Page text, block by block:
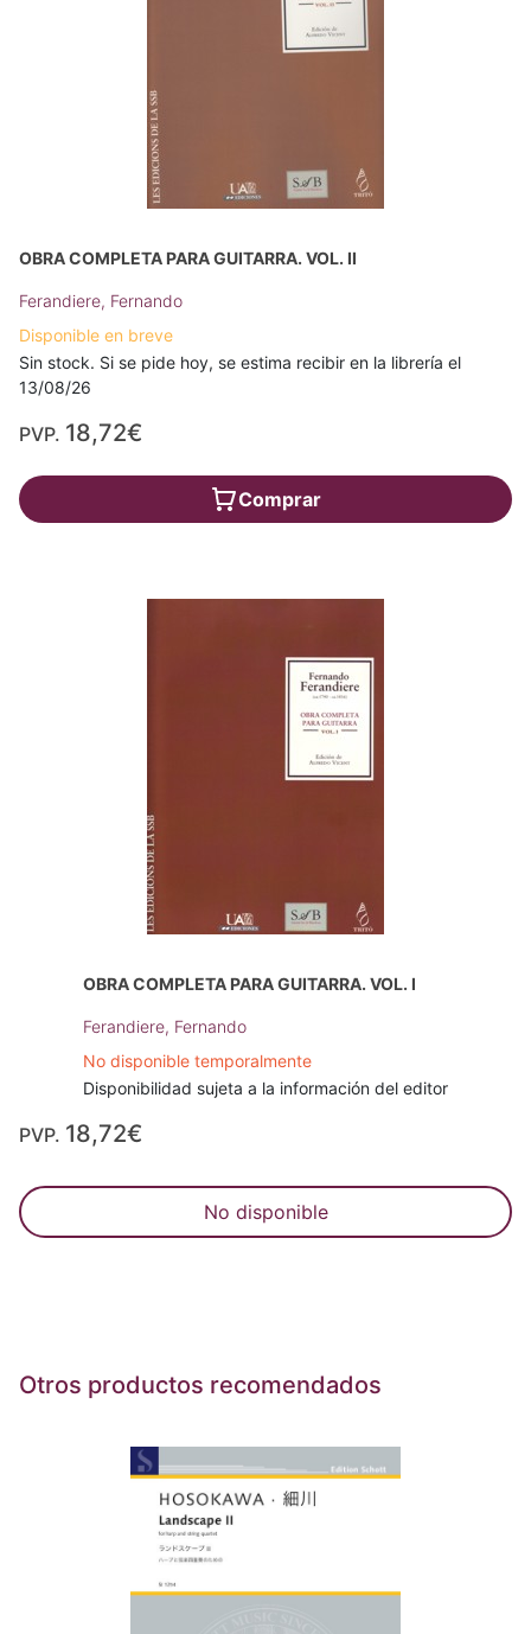
OBRA COMPLETA PARA GUITARRA. VOL. II
Ferandiere, Fernando
Disponible en breve
Sin stock. Si se pide hoy, se estima recibir en la librería el
13/08/26
PVP. 18,72€
Comprar
OBRA COMPLETA PARA GUITARRA. VOL. I
Ferandiere, Fernando
No disponible temporalmente
Disponibilidad sujeta a la información del editor
PVP. 18,72€
No disponible
Otros productos recomendados